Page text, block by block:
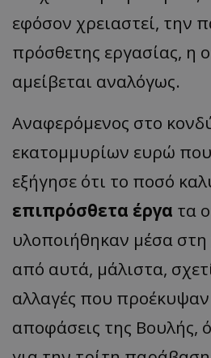
εφόσον χρειαστεί, την
πρόσθετης εργασίας, η
αμείβεται αναλόγως.
Αναφερόμενος στο
εκατομμυρίων ευρώ που
εξήγησε ότι το ποσό
επιπρόσθετα έργα τα
υλοποιήθηκαν μέσα
από αυτά, μάλιστα,
αλλαγές που
αποφάσεις της Βουλής,